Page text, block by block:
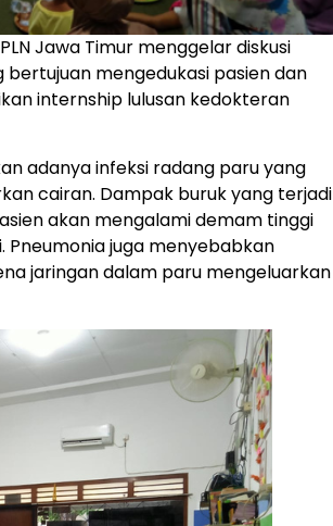
Jawa Timur menggelar diskusi
mengedukasi pasien dan
internship lulusan kedokteran
adanya infeksi radang paru yang
cairan. Dampak buruk yang terjadi
akan mengalami demam tinggi
Pneumonia juga menyebabkan
jaringan dalam paru mengeluarkan